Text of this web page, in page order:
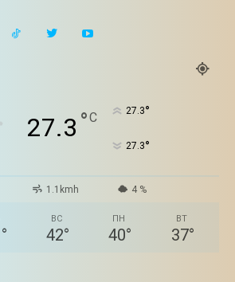
27.3 °C 27.3°
27.3°
1.1kmh 4 %
°
ВС
42°
ПН
40°
ВТ
37°